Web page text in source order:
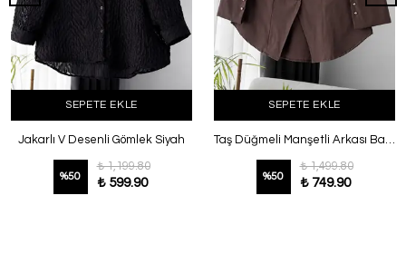
SEPETE EKLE
Jakarlı V Desenli Gömlek Siyah
%50
₺ 1,199.80
₺ 599.90
SEPETE EKLE
Taş Düğmeli Manşetli Arkası Bağlamalı Poplin Gömlek Kahve
%50
₺ 1,499.80
₺ 749.90